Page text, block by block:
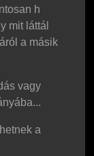
h
mit láttál
a másik
vagy
a